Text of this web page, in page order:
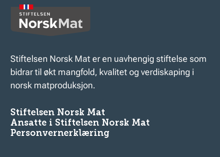
Stiftelsen Norsk Mat er en uavhengig stiftelse som
bidrar til økt mangfold, kvalitet og verdiskaping i
norsk matproduksjon.
Stiftelsen Norsk Mat
Ansatte i Stiftelsen Norsk Mat
Personvernerklæring